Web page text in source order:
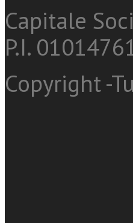
Capitale
P.I.
Copyright -